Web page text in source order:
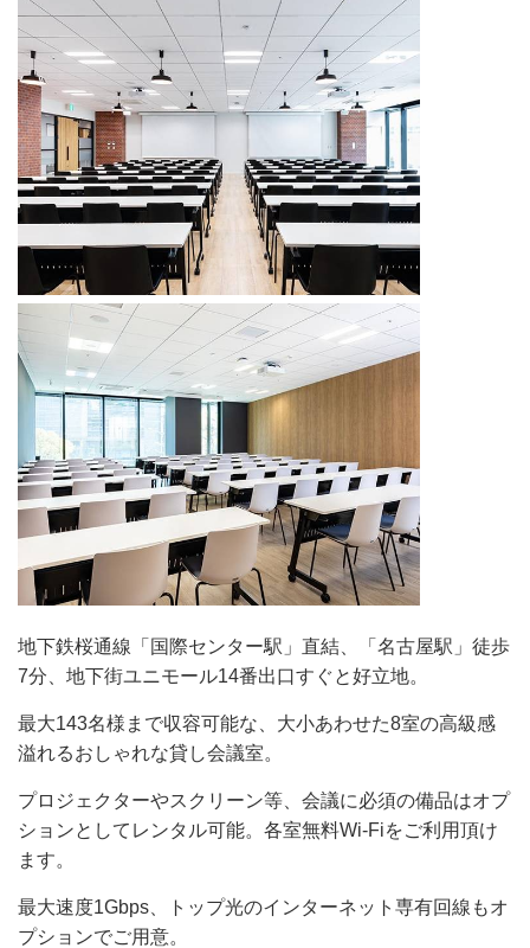
地下鉄桜通線「国際センター駅」直結、「名古屋駅」徒歩
7分、地下街ユニモール14番出口すぐと好立地。
最大143名様まで収容可能な、大小あわせた8室の高級感
溢れるおしゃれな貸し会議室。
プロジェクターやスクリーン等、会議に必須の備品はオプ
ションとしてレンタル可能。各室無料Wi-Fiをご利用頂け
ます。
最大速度1Gbps、トップ光のインターネット専有回線もオ
プションでご用意。